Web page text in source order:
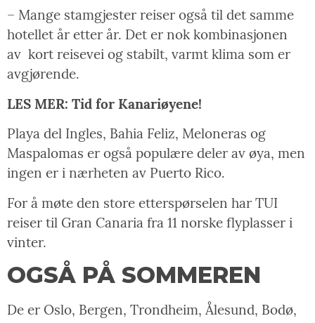
– Mange stamgjester reiser også til det samme
hotellet år etter år. Det er nok kombinasjonen
av kort reisevei og stabilt, varmt klima som er
avgjørende.
LES MER: Tid for Kanariøyene!
Playa del Ingles, Bahia Feliz, Meloneras og
Maspalomas er også populære deler av øya, men
ingen er i nærheten av Puerto Rico.
For å møte den store etterspørselen har TUI
reiser til Gran Canaria fra 11 norske flyplasser i
vinter.
OGSÅ PÅ SOMMEREN
De er Oslo, Bergen, Trondheim, Ålesund, Bodø,